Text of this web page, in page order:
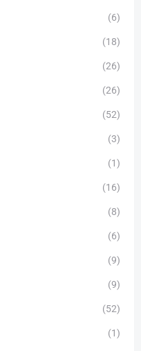
(6)
(18)
(26)
(26)
(52)
(3)
(1)
(16)
(8)
(6)
(9)
(9)
(52)
(1)